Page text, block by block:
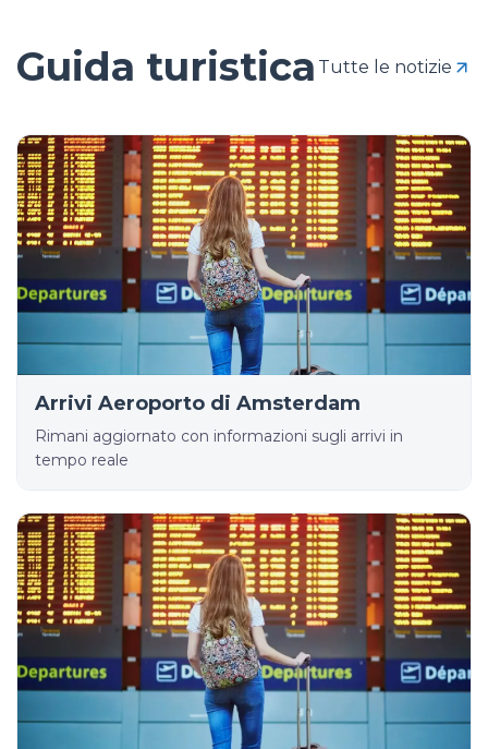
Guida turistica Tutte le notizie
Arrivi Aeroporto di Amsterdam
Rimani aggiornato con informazioni sugli arrivi in
tempo reale